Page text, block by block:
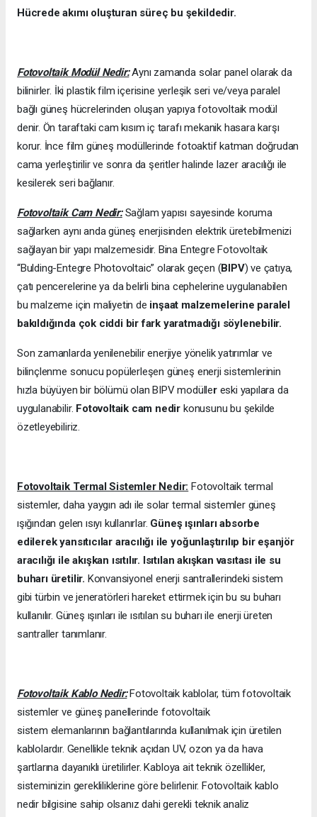
Hücrede akımı oluşturan süreç bu şekildedir.
Fotovoltaik Modül Nedir:Aynı zamanda solar panel olarak da
bilinirler. İki plastik film içerisine yerleşik seri ve/veya paralel
bağlı güneş hücrelerinden oluşan yapıya fotovoltaik modül
denir. Ön taraftaki cam kısım iç tarafı mekanik hasara karşı
korur. İnce film güneş modüllerinde fotoaktif katman doğrudan
cama yerleştirilir ve sonra da şeritler halinde lazer aracılığı ile
kesilerek seri bağlanır.
Fotovoltaik Cam Nedir:Sağlam yapısı sayesinde koruma
sağlarken aynı anda güneş enerjisinden elektrik üretebilmenizi
sağlayan bir yapı malzemesidir. Bina Entegre Fotovoltaik
“Bulding-Entegre Photovoltaic” olarak geçen (BIPV) ve çatıya,
çatı pencerelerine ya da belirli bina cephelerine uygulanabilen
bu malzeme için maliyetin de inşaat malzemelerine paralel
bakıldığında çok ciddi bir fark yaratmadığı söylenebilir.
Son zamanlarda yenilenebilir enerjiye yönelik yatırımlar ve
bilinçlenme sonucu popülerleşen güneş enerji sistemlerinin
hızla büyüyen bir bölümü olan BIPV modüller eski yapılara da
uygulanabilir. Fotovoltaik cam nedir konusunu bu şekilde
özetleyebiliriz.
Fotovoltaik Termal Sistemler Nedir: Fotovoltaik termal
sistemler, daha yaygın adı ile solar termal sistemler güneş
ışığından gelen ısıyı kullanırlar. Güneş ışınları absorbe
edilerek yansıtıcılar aracılığı ile yoğunlaştırılıp bir eşanjör
aracılığı ile akışkan ısıtılır. Isıtılan akışkan vasıtası ile su
buharı üretilir. Konvansiyonel enerji santrallerindeki sistem
gibi türbin ve jeneratörleri hareket ettirmek için bu su buharı
kullanılır. Güneş ışınları ile ısıtılan su buharı ile enerji üreten
santraller tanımlanır.
Fotovoltaik Kablo Nedir:Fotovoltaik kablolar, tüm fotovoltaik
sistemler ve güneş panellerinde fotovoltaik
sistem elemanlarının bağlantılarında kullanılmak için üretilen
kablolardır. Genellikle teknik açıdan UV, ozon ya da hava
şartlarına dayanıklı üretilirler. Kabloya ait teknik özellikler,
sisteminizin gerekliliklerine göre belirlenir. Fotovoltaik kablo
nedir bilgisine sahip olsanız dahi gerekli teknik analiz